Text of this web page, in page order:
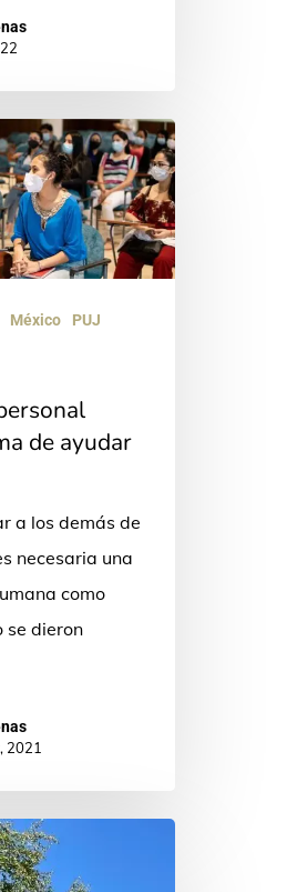
México PUJ
de ayudar
a los demás de
necesaria una
como
se dieron
2021